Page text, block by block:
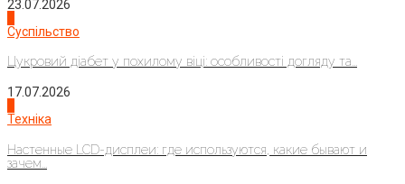
23.07.2026
Суспільство
Цукровий діабет у похилому віці: особливості догляду та...
17.07.2026
Техніка
Настенные LCD-дисплеи: где используются, какие бывают и
зачем...